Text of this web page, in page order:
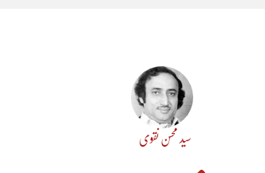
سید محسن نقوی